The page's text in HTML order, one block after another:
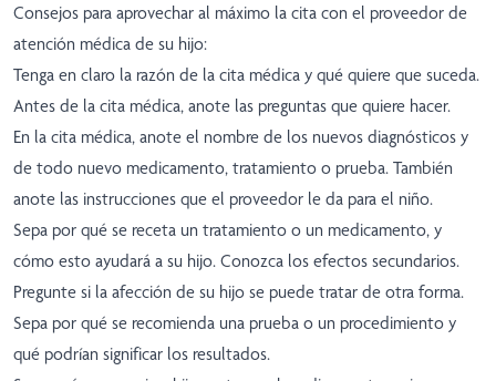
Consejos para aprovechar al máximo la cita con el proveedor de
atención médica de su hijo:
Tenga en claro la razón de la cita médica y qué quiere que suceda.
Antes de la cita médica, anote las preguntas que quiere hacer.
En la cita médica, anote el nombre de los nuevos diagnósticos y
de todo nuevo medicamento, tratamiento o prueba. También
anote las instrucciones que el proveedor le da para el niño.
Sepa por qué se receta un tratamiento o un medicamento, y
cómo esto ayudará a su hijo. Conozca los efectos secundarios.
Pregunte si la afección de su hijo se puede tratar de otra forma.
Sepa por qué se recomienda una prueba o un procedimiento y
qué podrían significar los resultados.